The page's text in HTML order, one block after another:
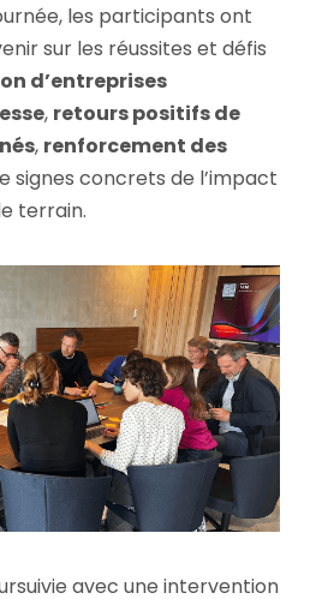
les participants ont
sur les réussites et défis
d’entreprises
, retours positifs de
, renforcement des
signes concrets de l’impact
terrain.
avec une intervention